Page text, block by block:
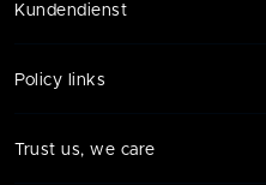
Kundendienst
Policy links
Trust us, we care